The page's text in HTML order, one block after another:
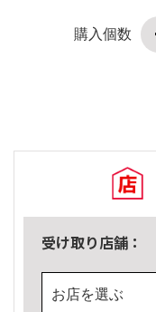
購入個数
受け取り店舗：
お店を選ぶ